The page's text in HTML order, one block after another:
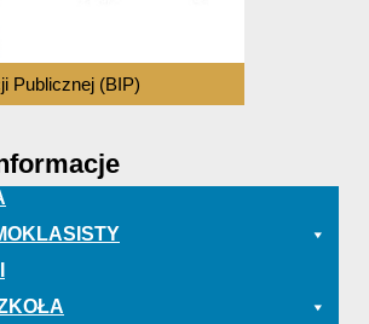
Publicznej (BIP)